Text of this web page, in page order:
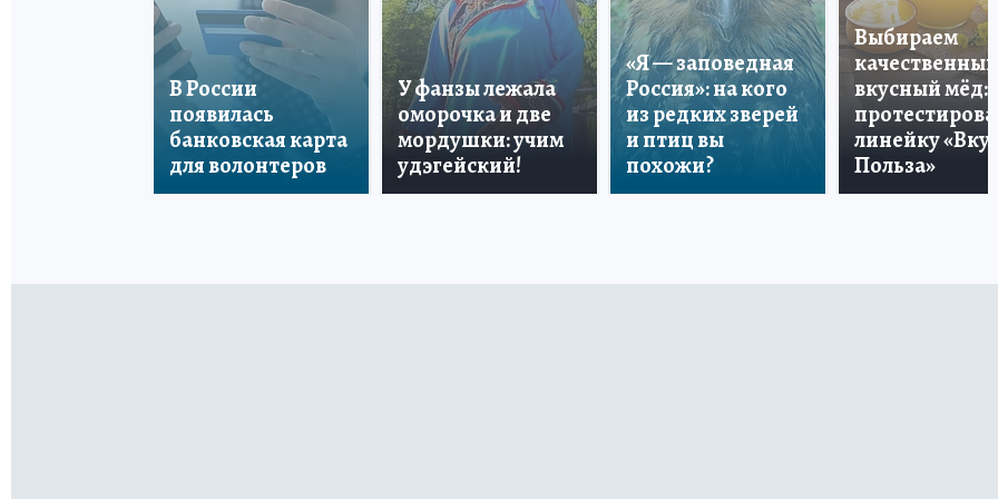
В России
появилась
банковская карта
для волонтеров
У фанзы лежала
оморочка и две
мордушки: учим
удэгейский!
«Я — заповедная
Россия»: на кого
из редких зверей
и птиц вы
похожи?
Выбираем
качественный
вкусный мёд:
линейку «Вкус
Польза»